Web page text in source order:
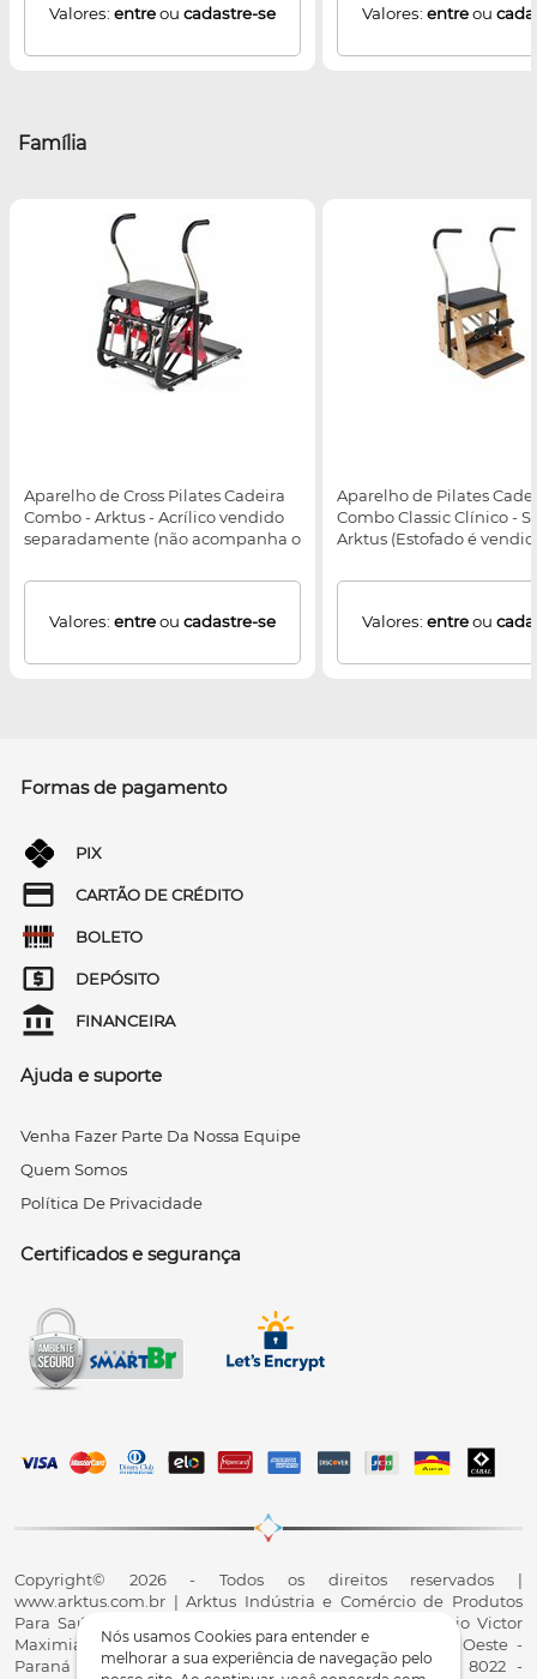
Nós usamos Cookies para entender e
melhorar a sua experiência de navegação pelo
Valores: entreou cadastre-se Valores: entreou
Família
Aparelho de Cross Pilates Cadeira
Combo - Arktus - Acrílico vendido
separadamente (não acompanha o
Valores: entreou cadastre-se
Aparelho de Pilates
Combo Classic Clínico -
Arktus (Estofado é
Valores: entreou
Formas de pagamento
PIX
CARTÃO DE CRÉDITO
BOLETO
DEPÓSITO
FINANCEIRA
Ajuda e suporte
Venha Fazer Parte Da Nossa Equipe
Quem Somos
Política De Privacidade
Certificados e segurança
Copyright© 2026 - Todos os direitos reservados |
www.arktus.com.br | Arktus Indústria e Comércio de Produtos
Para Saúde Ltda | CNPJ: 01.417.367/0001-78 | R. Antônio Victor
Maximiano, 107, Parque Industrial II, Santa Tereza do Oeste -
Paraná - CEP 85825-900 - Fale conosco: 0800 200 8022 -